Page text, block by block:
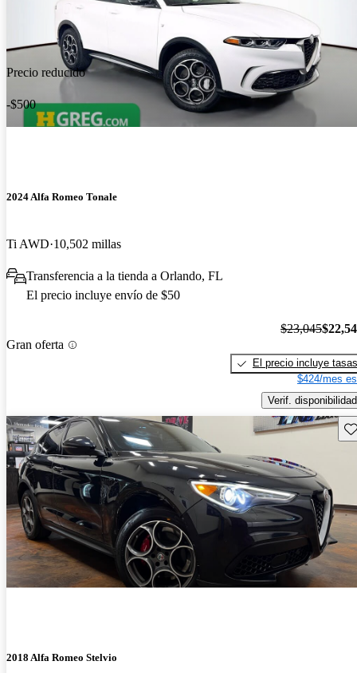
Precio reducido
-$500
2024 Alfa Romeo Tonale
Ti AWD 10,502 millas
Transferencia a la tienda a Orlando, FL
El precio incluye envío de $50
Gran oferta
$23,045
El precio incluye tasas
$424/mes
Verif. disponibilidad
2018 Alfa Romeo Stelvio